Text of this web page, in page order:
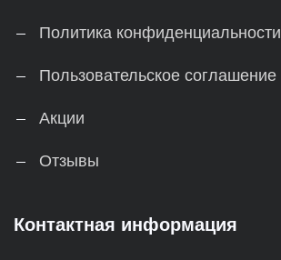
Политика конфиденциальности
Пользовательское соглашение
Акции
Отзывы
Контактная информация